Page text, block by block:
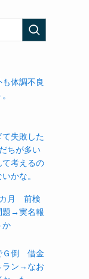
体調不良
失敗した
ちが多い
て考えるの
かな。
カ月 前検
題→実名報
か
Ｇ倒 借金
ラン→なお